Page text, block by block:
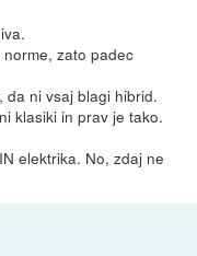
zato padec
da ni vsaj blagi hibrid.
klasiki in prav je tako.
elektrika. No, zdaj ne